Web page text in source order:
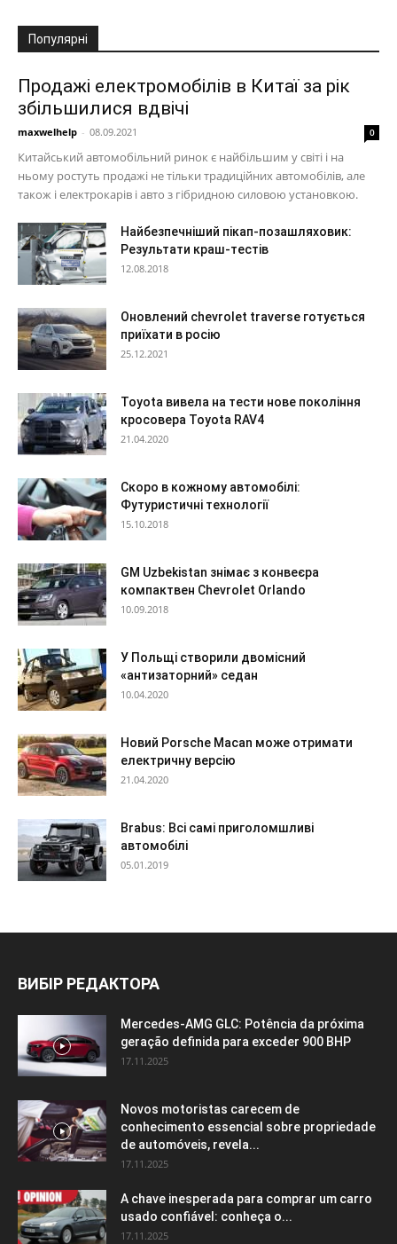
Популярні
Продажі електромобілів в Китаї за рік
збільшилися вдвічі
maxwelhelp - 08.09.2021 0
Китайський автомобільний ринок є найбільшим у світі і на
ньому ростуть продажі не тільки традиційних автомобілів, але
також і електрокарів і авто з гібридною силовою установкою.
Найбезпечніший пікап-позашляховик:
Результати краш-тестів
12.08.2018
Оновлений chevrolet traverse готується
приїхати в росію
25.12.2021
Toyota вивела на тести нове покоління
кросовера Toyota RAV4
21.04.2020
Скоро в кожному автомобілі:
Футуристичні технології
15.10.2018
GM Uzbekistan знімає з конвеєра
компактвен Chevrolet Orlando
10.09.2018
У Польщі створили двомісний
«антизаторний» седан
10.04.2020
Новий Porsche Macan може отримати
електричну версію
21.04.2020
Brabus: Всі самі приголомшливі
автомобілі
05.01.2019
ВИБІР РЕДАКТОРА
Mercedes-AMG GLC: Potência da próxima
geração definida para exceder 900 BHP
17.11.2025
Novos motoristas carecem de
conhecimento essencial sobre propriedade
de automóveis, revela...
17.11.2025
A chave inesperada para comprar um carro
usado confiável: conheça o...
17.11.2025